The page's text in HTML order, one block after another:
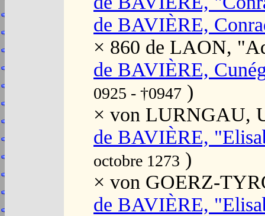
de BAVIÈRE,
× 860 de LAON,
de BAVIÈRE,
0925 - †0947 )
× von LURNGAU,
de BAVIÈRE,
octobre 1273 )
× von GOERZ-
de BAVIÈRE,